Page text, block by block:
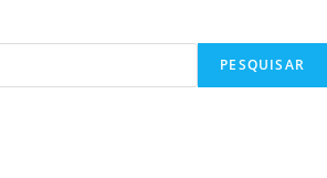
PESQUISAR